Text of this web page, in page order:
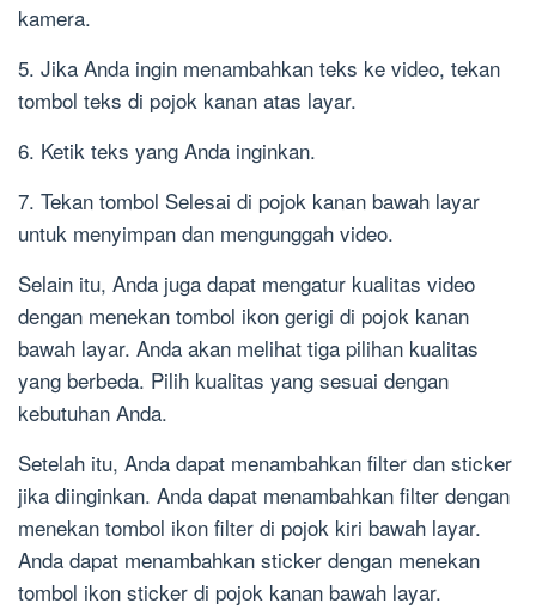
kamera.
5. Jika Anda ingin menambahkan teks ke video, tekan
tombol teks di pojok kanan atas layar.
6. Ketik teks yang Anda inginkan.
7. Tekan tombol Selesai di pojok kanan bawah layar
untuk menyimpan dan mengunggah video.
Selain itu, Anda juga dapat mengatur kualitas video
dengan menekan tombol ikon gerigi di pojok kanan
bawah layar. Anda akan melihat tiga pilihan kualitas
yang berbeda. Pilih kualitas yang sesuai dengan
kebutuhan Anda.
Setelah itu, Anda dapat menambahkan filter dan sticker
jika diinginkan. Anda dapat menambahkan filter dengan
menekan tombol ikon filter di pojok kiri bawah layar.
Anda dapat menambahkan sticker dengan menekan
tombol ikon sticker di pojok kanan bawah layar.